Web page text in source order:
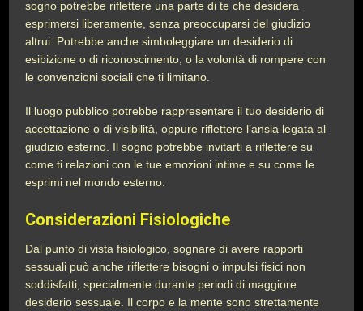
sogno potrebbe riflettere una parte di te che desidera
esprimersi liberamente, senza preoccuparsi del giudizio
altrui. Potrebbe anche simboleggiare un desiderio di
esibizione o di riconoscimento, o la volontà di rompere con
le convenzioni sociali che ti limitano.
Il luogo pubblico potrebbe rappresentare il tuo desiderio di
accettazione o di visibilità, oppure riflettere l’ansia legata al
giudizio esterno. Il sogno potrebbe invitarti a riflettere su
come ti relazioni con le tue emozioni intime e su come le
esprimi nel mondo esterno.
Considerazioni Fisiologiche
Dal punto di vista fisiologico, sognare di avere rapporti
sessuali può anche riflettere bisogni o impulsi fisici non
soddisfatti, specialmente durante periodi di maggiore
desiderio sessuale. Il corpo e la mente sono strettamente